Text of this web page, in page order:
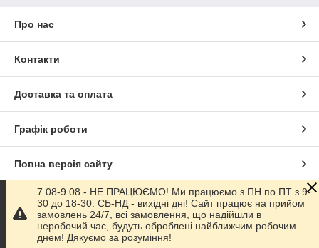
Про нас
Контакти
Доставка та оплата
Графік роботи
Повна версія сайту
Сайт створено на маркетплейсіProm.ua
Політика конфіденційності
7.08-9.08 - НЕ ПРАЦЮЄМО! Ми працюємо з ПН по ПТ з 9-
30 до 18-30. СБ-НД - вихідні дні! Сайт працює на прийом
замовлень 24/7, всі замовлення, що надійшли в
неробочий час, будуть оброблені найближчим робочим
днем! Дякуємо за розуміння!